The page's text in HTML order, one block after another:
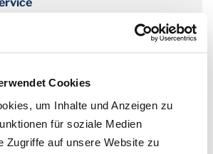
Cookies
um Inhalte und Anzeigen zu
für soziale Medien
Zugriffe auf unsere Website zu
bis 12 Uhr erfolgt die Lieferung bereits